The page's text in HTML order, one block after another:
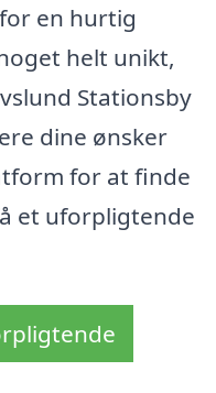
en hurtig
helt unikt,
Stationsby
dine ønsker
for at finde
et uforpligtende